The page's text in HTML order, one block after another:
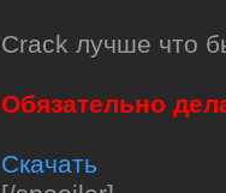
Crack лучше что
Обязательно
Скачать